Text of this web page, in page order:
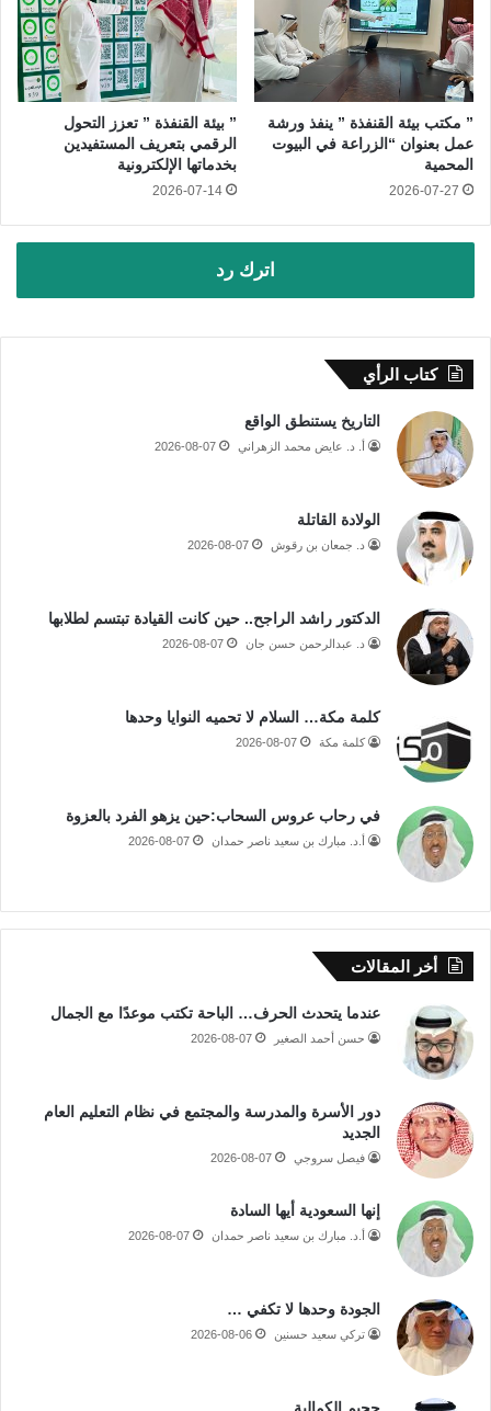
” مكتب بيئة القنفذة ” ينفذ ورشة
عمل بعنوان “الزراعة في البيوت
المحمية
2026-07-27
” بيئة القنفذة ” تعزز التحول
الرقمي بتعريف المستفيدين
بخدماتها الإلكترونية
2026-07-14
اترك رد
كتاب الرأي
التاريخ يستنطق الواقع
أ. د. عايض محمد الزهراني 2026-08-07
الولادة القاتلة
د. جمعان بن رقوش 2026-08-07
الدكتور راشد الراجح.. حين كانت القيادة تبتسم لطلابها
د. عبدالرحمن حسن جان 2026-08-07
كلمة مكة… السلام لا تحميه النوايا وحدها
كلمة مكة 2026-08-07
في رحاب عروس السحاب:حين يزهو الفرد بالعزوة
أ.د. مبارك بن سعيد ناصر حمدان 2026-08-07
أخر المقالات
عندما يتحدث الحرف… الباحة تكتب موعدًا مع الجمال
حسن أحمد الصغير 2026-08-07
دور الأسرة والمدرسة والمجتمع في نظام التعليم العام
الجديد
فيصل سروجي 2026-08-07
إنها السعودية أيها السادة
أ.د. مبارك بن سعيد ناصر حمدان 2026-08-07
الجودة وحدها لا تكفي …
تركي سعيد حسنين 2026-08-06